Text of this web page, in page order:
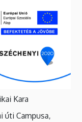
Kara
úti Campusa,